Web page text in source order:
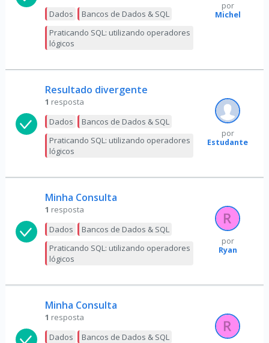
Dados
Bancos de Dados & SQL
Praticando SQL: utilizando operadores
lógicos
por
Michel
Resultado divergente
1 resposta
Dados
Bancos de Dados & SQL
Praticando SQL: utilizando operadores
lógicos
por
Estudante
Minha Consulta
1 resposta
Dados
Bancos de Dados & SQL
Praticando SQL: utilizando operadores
lógicos
por
Ryan
Minha Consulta
1 resposta
Dados
Bancos de Dados & SQL